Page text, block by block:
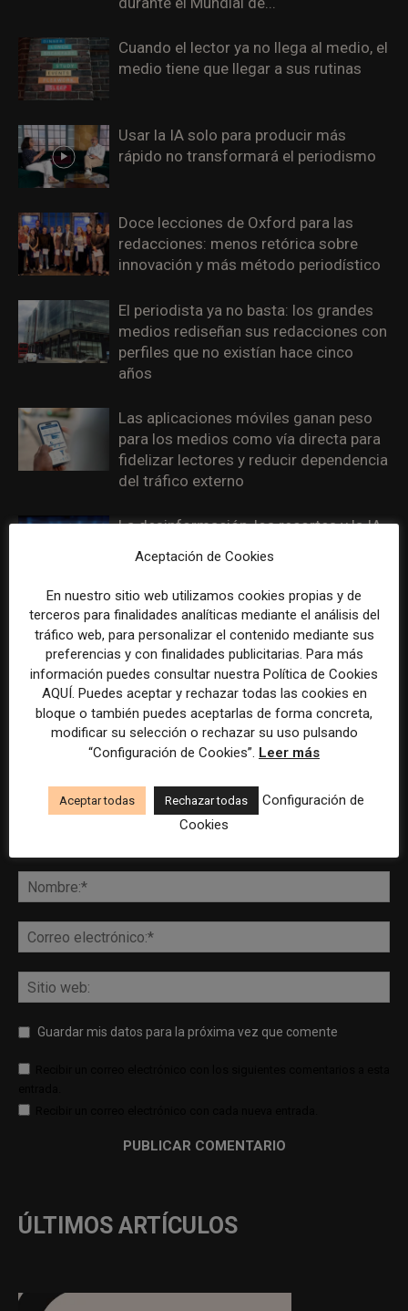
Cuando el lector ya no llega al medio, el
medio tiene que llegar a sus rutinas
Usar la IA solo para producir más
rápido no transformará el periodismo
Doce lecciones de Oxford para las
redacciones: menos retórica sobre
innovación y más método periodístico
El periodista ya no basta: los grandes
medios rediseñan sus redacciones con
perfiles que no existían hace cinco
años
Las aplicaciones móviles ganan peso
para los medios como vía directa para
fidelizar lectores y reducir dependencia
del tráfico externo
La desinformación, los recortes y la IA
concentran la presión sobre los
periodistas en 2026
DEJA UNA RESPUESTA
Guardar mis datos para la próxima vez que comente
ÚLTIMOS ARTÍCULOS
Aceptación de Cookies
En nuestro sitio web utilizamos cookies propias y de
terceros para finalidades analíticas mediante el análisis del
tráfico web, para personalizar el contenido mediante sus
preferencias y con finalidades publicitarias. Para más
información puedes consultar nuestra Política de Cookies
AQUÍ. Puedes aceptar y rechazar todas las cookies en
bloque o también puedes aceptarlas de forma concreta,
modificar su selección o rechazar su uso pulsando
“Configuración de Cookies”. Leer más
Aceptar todas Rechazar todas
Configuración de
Cookies